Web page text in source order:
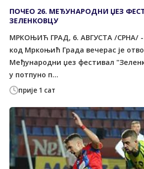
прије 1 сат
ПОЧЕО 26. МЕЂУНАРОДНИ ЏЕЗ
ЗЕЛЕНКОВЦУ
МРКОЊИЋ ГРАД, 6. АВГУСТА /СРНА/ -
код Мркоњић Града вечерас је
Међународни џез фестивал
у потпуно п...